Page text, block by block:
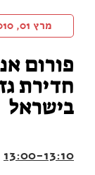
מרץ 01, 2010
חדירת
בישראל
13:00-13:10